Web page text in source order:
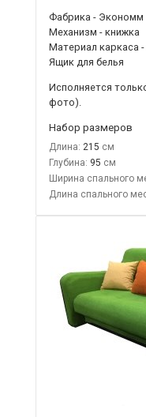
Фабрика - Экономм
Механизм - книжка
Материал каркаса
Ящик для белья
Исполняется
фото).
Набор размеров
Длина: 215
Глубина: 95
Ширина спального
Длина спального